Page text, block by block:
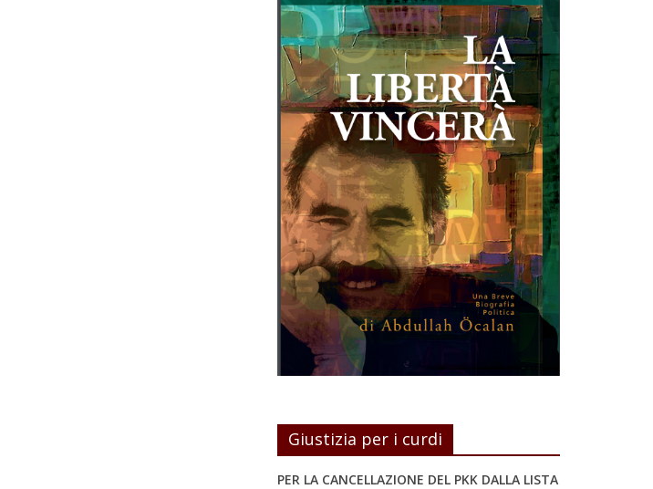
Giustizia per i curdi
PER LA CANCELLAZIONE DEL PKK DALLA LISTA